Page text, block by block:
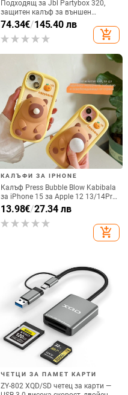
Подходящ за Jbl Partybox 320,
защитен калъф за външен
високоговорител, калъф за
количка Stage 320 Audio,
прахозащитно покритие.
74.34€/145.40 лв
add_shopping_cart
КАЛЪФИ ЗА IPHONE
Калъф Press Bubble Blow Kabibala
за iPhone 15 за Apple 12 13/14Pro
Max, устойчив на изпускане 11
13.98€/27.34 лв
add_shopping_cart
ЧЕТЦИ ЗА ПАМЕТ КАРТИ
ZY-802 XQD/SD четец за карти —